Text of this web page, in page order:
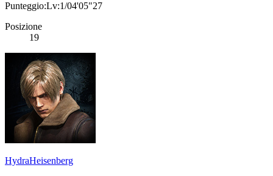
Punteggio:Lv:1/04'05"27
Posizione
19
HydraHeisenberg